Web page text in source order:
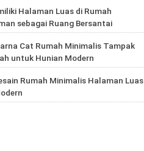
Halaman Luas di Rumah
sebagai Ruang Bersantai
Cat Rumah Minimalis Tampak
untuk Hunian Modern
Rumah Minimalis Halaman Luas